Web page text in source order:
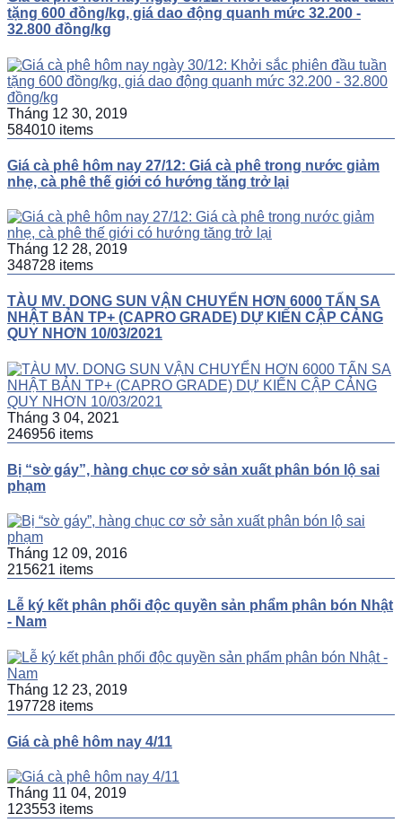
tặng 600 đồng/kg, giá dao động quanh mức 32.200 -
32.800 đồng/kg
Tháng 12 30, 2019
584010 items
Giá cà phê hôm nay 27/12: Giá cà phê trong nước giảm
nhẹ, cà phê thế giới có hướng tăng trở lại
Tháng 12 28, 2019
348728 items
TÀU MV. DONG SUN VẬN CHUYỂN HƠN 6000 TẤN SA
NHẬT BẢN TP+ (CAPRO GRADE) DỰ KIẾN CẬP CẢNG
QUY NHƠN 10/03/2021
Tháng 3 04, 2021
246956 items
Bị “sờ gáy”, hàng chục cơ sở sản xuất phân bón lộ sai
phạm
Tháng 12 09, 2016
215621 items
Lễ ký kết phân phối độc quyền sản phẩm phân bón Nhật
- Nam
Tháng 12 23, 2019
197728 items
Giá cà phê hôm nay 4/11
Tháng 11 04, 2019
123553 items